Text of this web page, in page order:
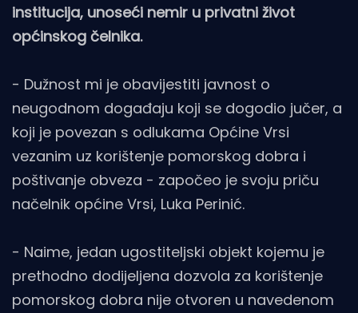
institucija, unoseći nemir u privatni život
općinskog čelnika.
- Dužnost mi je obavijestiti javnost o
neugodnom događaju koji se dogodio jučer, a
koji je povezan s odlukama Općine Vrsi
vezanim uz korištenje pomorskog dobra i
poštivanje obveza - započeo je svoju priču
načelnik općine Vrsi, Luka Perinić.
- Naime, jedan ugostiteljski objekt kojemu je
prethodno dodijeljena dozvola za korištenje
pomorskog dobra nije otvoren u navedenom